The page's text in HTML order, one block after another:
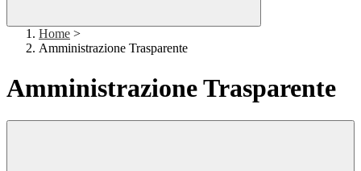
Home >
Amministrazione Trasparente
Amministrazione Trasparente